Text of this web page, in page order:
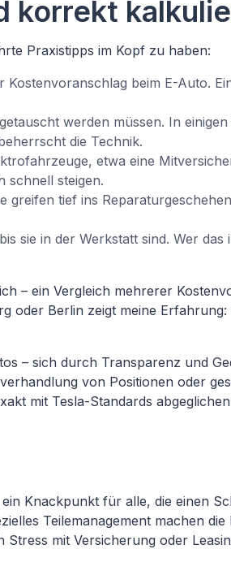
korrekt
Praxistipps im Kopf zu haben:
beim E-Auto.
werden müssen. In einigen
die Technik.
etwa eine
schnell steigen.
greifen tief ins
sie in der Werkstatt sind. Wer das
– ein Vergleich mehrerer
oder Berlin zeigt meine
– sich durch Transparenz und
von Positionen oder
mit Tesla-Standards
Knackpunkt für alle, die einen
Teilemanagement machen
mit Versicherung oder